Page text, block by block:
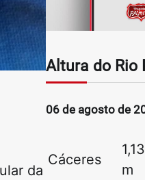
da
Altura do Rio
06 de agosto de
Cáceres
1,13
m